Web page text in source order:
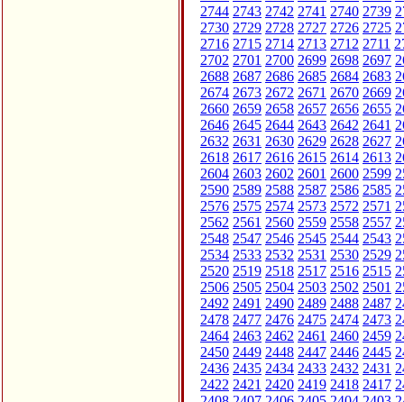
2744 2743 2742 2741 2740 2739
2730 2729 2728 2727 2726 2725
2716 2715 2714 2713 2712 2711
2702 2701 2700 2699 2698 2697
2688 2687 2686 2685 2684 2683
2674 2673 2672 2671 2670 2669
2660 2659 2658 2657 2656 2655
2646 2645 2644 2643 2642 2641
2632 2631 2630 2629 2628 2627
2618 2617 2616 2615 2614 2613
2604 2603 2602 2601 2600 2599
2590 2589 2588 2587 2586 2585
2576 2575 2574 2573 2572 2571
2562 2561 2560 2559 2558 2557
2548 2547 2546 2545 2544 2543
2534 2533 2532 2531 2530 2529
2520 2519 2518 2517 2516 2515
2506 2505 2504 2503 2502 2501
2492 2491 2490 2489 2488 2487
2478 2477 2476 2475 2474 2473
2464 2463 2462 2461 2460 2459
2450 2449 2448 2447 2446 2445
2436 2435 2434 2433 2432 2431
2422 2421 2420 2419 2418 2417